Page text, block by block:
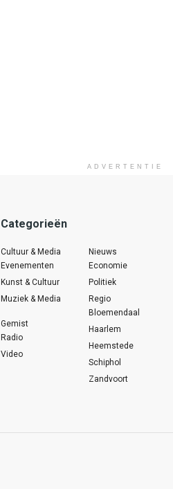
ADVERTENTIE
Categorieën
Cultuur & Media
Evenementen
Kunst & Cultuur
Muziek & Media
Gemist
Radio
Video
Nieuws
Economie
Politiek
Regio
Bloemendaal
Haarlem
Heemstede
Schiphol
Zandvoort